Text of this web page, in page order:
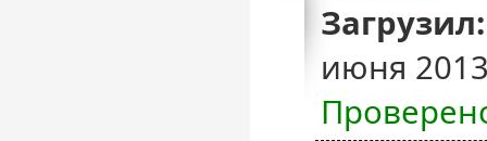
Загрузил:
июня